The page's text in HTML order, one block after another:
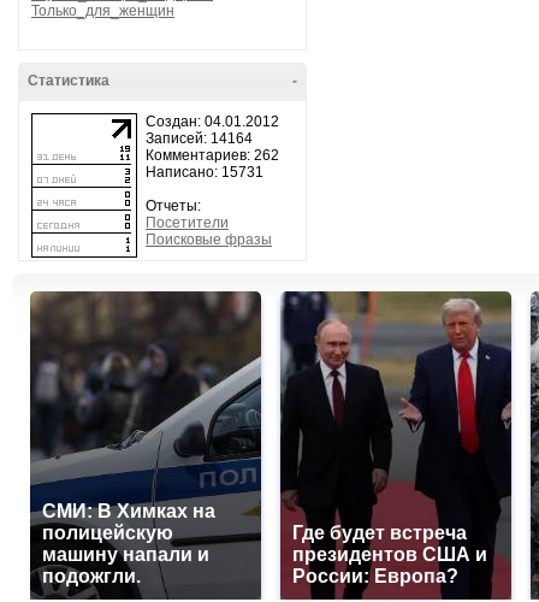
Только_для_женщин
-
Статистика
Создан: 04.01.2012
Записей: 14164
Комментариев: 262
Написано: 15731
Отчеты:
Посетители
Поисковые фразы
СМИ: В Химках на
полицейскую
машину напали и
подожгли.
Где будет встреча
президентов США и
России: Европа?